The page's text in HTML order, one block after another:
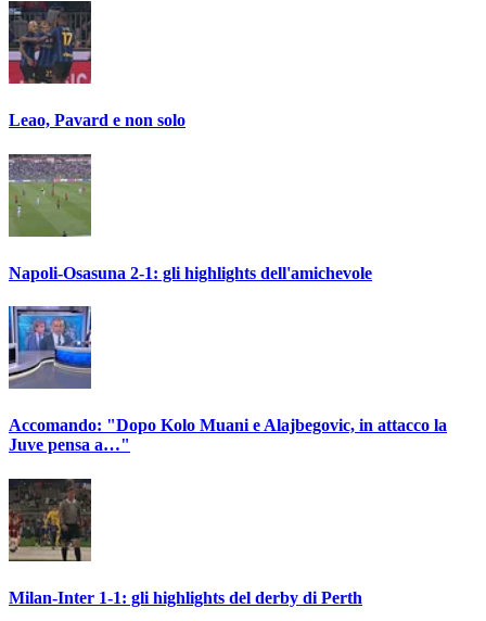
Leao, Pavard e non solo
Napoli-Osasuna 2-1: gli highlights dell'amichevole
Accomando: "Dopo Kolo Muani e Alajbegovic, in attacco la
Juve pensa a…"
Milan-Inter 1-1: gli highlights del derby di Perth